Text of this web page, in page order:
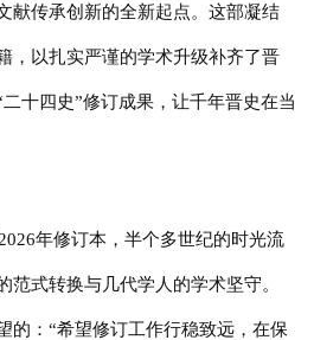
献传承创新的全新起点。这部凝结
，以扎实严谨的学术升级补齐了晋
十四史”修订成果，让千年晋史在当
年修订本，半个多世纪的时光流
范式转换与几代学人的学术坚守。
的：“希望修订工作行稳致远，在保